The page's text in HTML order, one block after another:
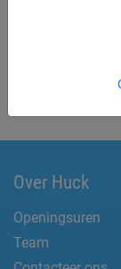
gaasdoeken op
professioneel
Over Huck
Openingsuren
Team